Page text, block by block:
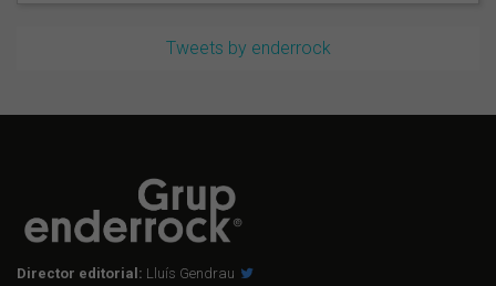
Tweets by enderrock
Director editorial: Lluís Gendrau